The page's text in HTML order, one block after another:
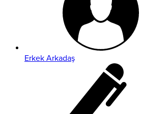
Erkek Arkadaş